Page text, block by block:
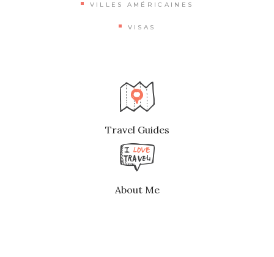
VILLES AMÉRICAINES
VISAS
Travel Guides
About Me